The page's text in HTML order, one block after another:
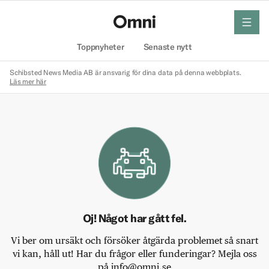
Toppnyheter Senaste nytt
meny
Schibsted News Media AB är ansvarig för dina data på denna webbplats.
Läs mer här
Oj! Något har gått fel.
Vi ber om ursäkt och försöker åtgärda problemet så snart
vi kan, håll ut! Har du frågor eller funderingar? Mejla oss